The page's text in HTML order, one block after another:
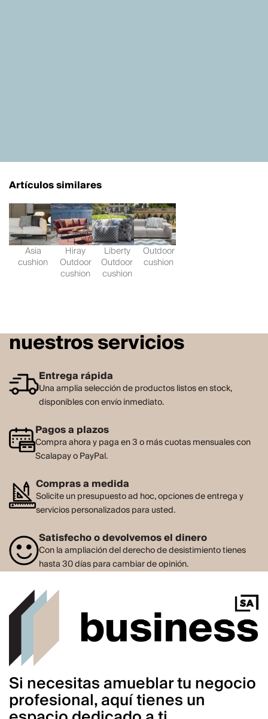
Artículos similares
Asia
cushion
Hiray
Outdoor
cushion
Liberty
Outdoor
cushion
Outdoor
cushion
nuestros servicios
Entrega rápida
Una amplia selección de productos listos en stock,
disponibles con envío inmediato.
Pagos a plazos
Compra ahora y paga en 3 o más cuotas mensuales con
Scalapay o PayPal.
Compras a medida
Solicite un presupuesto ad hoc, opciones de entrega y
servicios personalizados para usted.
Satisfecho o devolvemos el dinero
Con la ampliación del derecho de desistimiento tienes
hasta 30 días para cambiar de opinión.
Si necesitas amueblar tu negocio
profesional, aquí tienes un